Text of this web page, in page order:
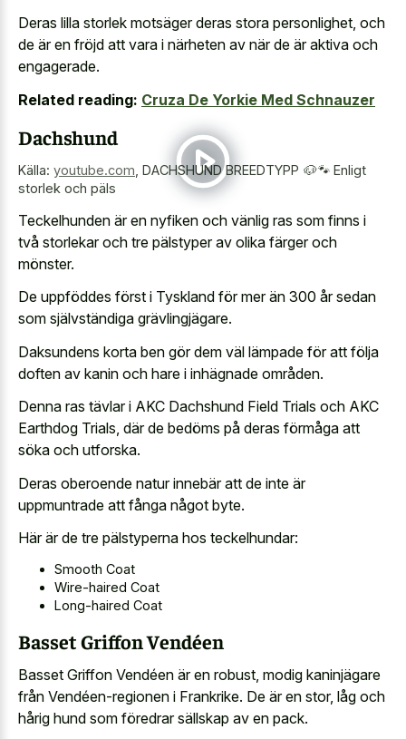
Deras lilla storlek motsäger deras stora personlighet, och
de är en fröjd att vara i närheten av när de är aktiva och
engagerade.
Related reading: Cruza De Yorkie Med Schnauzer
Dachshund
Källa: youtube.com DACHSHUND BREEDTYPP 🐶🐾 Enligt
storlek och päls
Teckelhunden är en nyfiken och vänlig ras som finns i
två storlekar och tre pälstyper av olika färger och
mönster.
De uppföddes först i Tyskland för mer än 300 år sedan
som självständiga grävlingjägare.
Daksundens korta ben gör dem väl lämpade för att följa
doften av kanin och hare i inhägnade områden.
Denna ras tävlar i AKC Dachshund Field Trials och AKC
Earthdog Trials, där de bedöms på deras förmåga att
söka och utforska.
Deras oberoende natur innebär att de inte är
uppmuntrade att fånga något byte.
Här är de tre pälstyperna hos teckelhundar:
Smooth Coat
Wire-haired Coat
Long-haired Coat
Basset Griffon Vendéen
Basset Griffon Vendéen är en robust, modig kaninjägare
från Vendéen-regionen i Frankrike. De är en stor, låg och
hårig hund som föredrar sällskap av en pack.